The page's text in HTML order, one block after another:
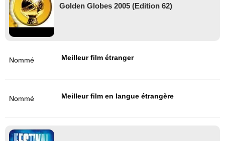
Golden Globes 2005 (Edition 62)
Nommé Meilleur film étranger
Nommé Meilleur film en langue étrangère